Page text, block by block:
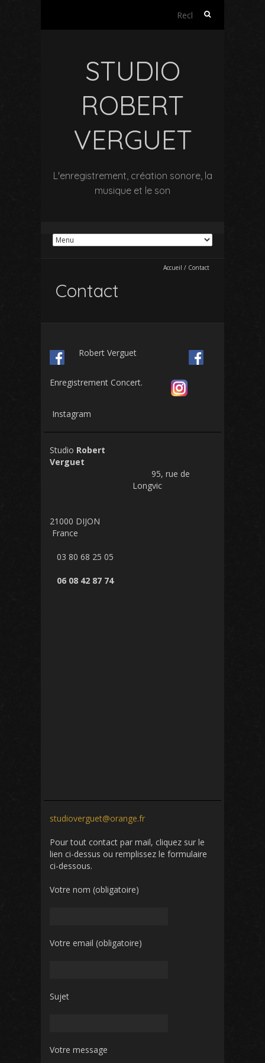
Rechercher :
STUDIO
ROBERT
VERGUET
L'enregistrement, création sonore, la
musique et le son
Accueil / Contact
Contact
Robert Verguet
Enregistrement Concert.
Instagram
Studio Robert
Verguet
95, rue de
Longvic
21000 DIJON
France
03 80 68 25 05
06 08 42 87 74
studioverguet@orange.fr
Pour tout contact par mail, cliquez sur le
lien ci-dessus ou remplissez le formulaire
ci-dessous.
Votre nom (obligatoire)
Votre email (obligatoire)
Sujet
Votre message